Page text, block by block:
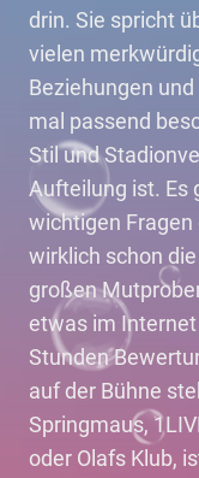
drin. Sie spricht
vielen
Beziehungen
mal passend
Stil und
Aufteilung ist. Es
wichtigen
wirklich schon
großen
etwas im
Stunden
auf der Bühne
Springmaus,
oder Olafs Klub,